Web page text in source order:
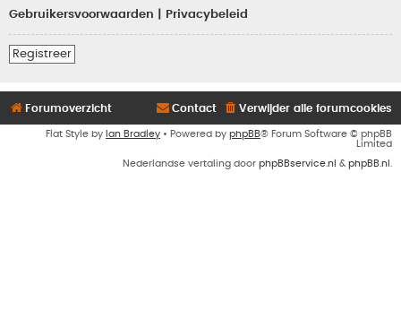
Gebruikersvoorwaarden Privacybeleid
Registreer
Forumoverzicht Verwijder alle forumcookies
Contact
Flat Style by Ian Bradley • Powered by phpBB® Forum Software © phpBB
Limited
Nederlandse vertaling door phpBBservice.nl & phpBB.nl .